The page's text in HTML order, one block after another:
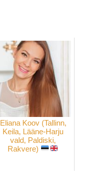
Eliana Koov (Tallinn,
Keila, Lääne-Harju
vald, Paldiski,
Rakvere)